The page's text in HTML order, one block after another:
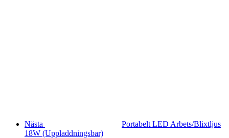
Nästa
Portabelt LED Arbets/Blixtljus
18W (Uppladdningsbar)